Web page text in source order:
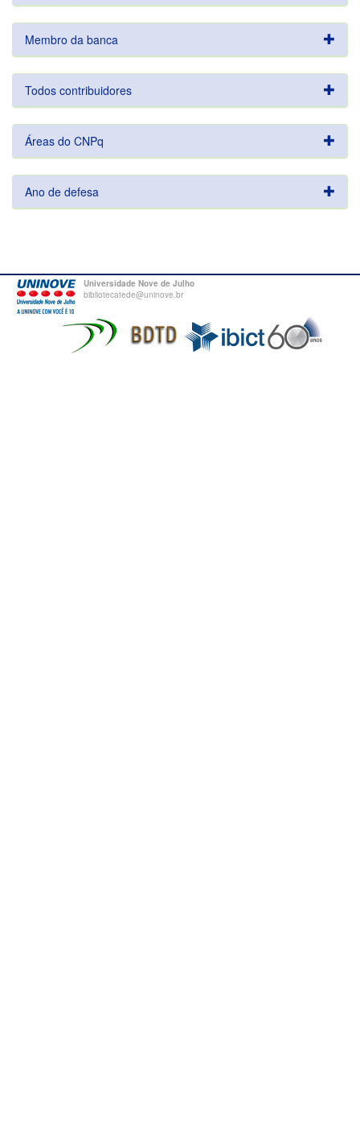
Membro da banca
Todos contribuidores
Áreas do CNPq
Ano de defesa
Universidade Nove de Julho
bibliotecatede@uninove.br